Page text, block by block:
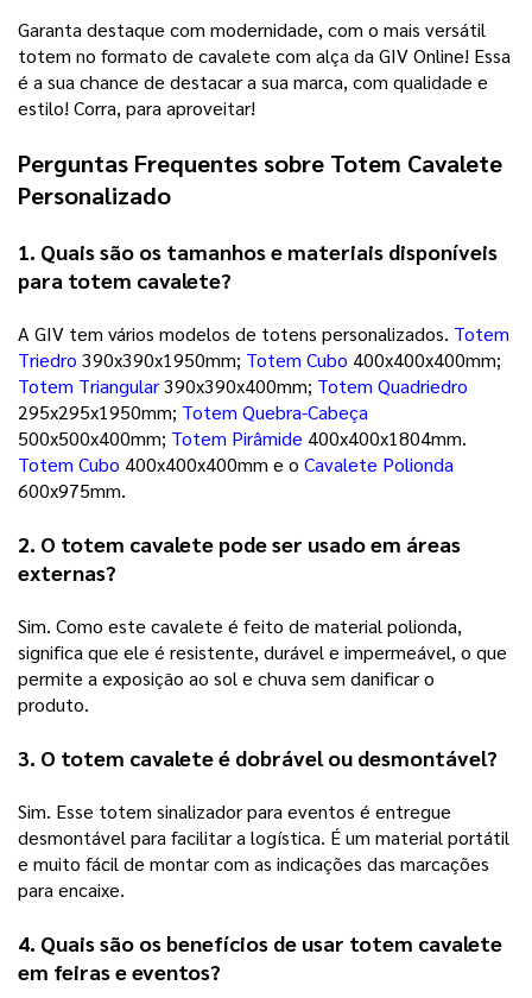
Garanta destaque com modernidade, com o mais versátil
totem no formato de cavalete com alça da GIV Online! Essa
é a sua chance de destacar a sua marca, com qualidade e
estilo! Corra, para aproveitar!
Perguntas Frequentes sobre Totem Cavalete
Personalizado
1. Quais são os tamanhos e materiais disponíveis
para totem cavalete?
A GIV tem vários modelos de totens personalizados. Totem
Triedro 390x390x1950mm; Totem Cubo
Totem Triangular 390x390x400mm; Totem Quadriedro
295x295x1950mm; Totem Quebra-Cabeça
500x500x400mm; Totem Pirâmide
Totem Cubo 400x400x400mm e o Cavalete Polionda
600x975mm.
2. O totem cavalete pode ser usado em áreas
externas?
Sim. Como este cavalete é feito de material polionda,
significa que ele é resistente, durável e impermeável, o que
permite a exposição ao sol e chuva sem danificar o
produto.
3. O totem cavalete é dobrável ou desmontável?
Sim. Esse totem sinalizador para eventos é entregue
desmontável para facilitar a logística. É um material portátil
e muito fácil de montar com as indicações das marcações
para encaixe.
4. Quais são os benefícios de usar totem cavalete
em feiras e eventos?